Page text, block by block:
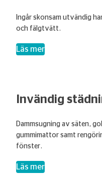
Ingår skonsam utvändig
och fälgtvätt.
Läs mer– Handtvätt
Invändig
Dammsugning av säten,
gummimattor samt
fönster.
Läs mer– Invändig städning